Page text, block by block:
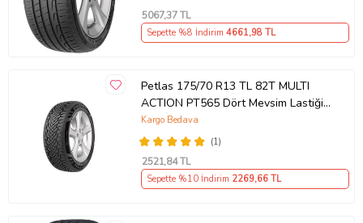
Ürün Kodu:kcm88735716 5067,37 TL
Sepette %8 İndirim 4661,98 TL
Petlas 175/70 R13 TL 82T MULTI
ACTION PT565 Dört Mevsim Lastiği
(Üretim Tarihi:2026)
(1)
Kargo Bedava
2521,84 TL
Sepette %10 İndirim 2269,66 TL